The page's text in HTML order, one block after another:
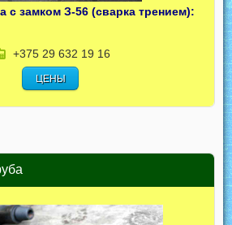
с замком З-56 (сварка трением):
+375 29 632 19 16
ЦЕНЫ